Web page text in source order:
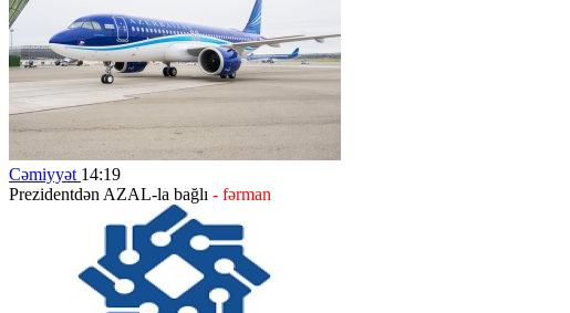
Cəmiyyət 14:19
Prezidentdən AZAL-la bağlı - fərman